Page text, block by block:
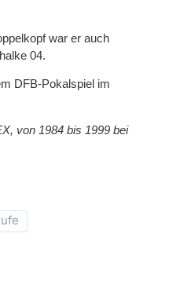
war er auch
04.
DFB-Pokalspiel im
von 1984 bis 1999 bei